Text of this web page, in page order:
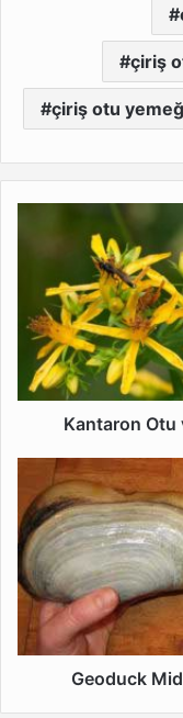
çiriş
çiriş otu
Yağının
Faydaları
Nelerdir?
Kantaron Otu
Geoduck
Midyesi
veya
Deniztarağı
Nedir?
Geoduck